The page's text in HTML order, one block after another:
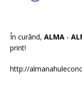
În curând, ALMA -
print!
http://